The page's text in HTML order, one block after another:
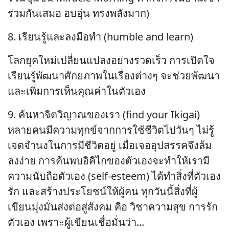
ร่วมกันเสมอ อบอุ่น ทรงพลังมาก)
8. เรียนรู้และลงมือทำ (humble and learn)
โลกยุคใหม่เปลี่ยนแปลงอย่างรวดเร็ว การเปิดใจ
เรียนรู้พัฒนาศักยภาพในเรื่องต่างๆ จะช่วยพัฒนา
และเพิ่มการเห็นคุณค่าในตัวเอง
9. ค้นหาจิตวิญาณของเรา (find your Ikigai)
หลายคนมีความทุกข์จากการใช้ชีวิตไปวันๆ ไม่รู้
เจตจำนงในการมีชีวิตอยู่ เมื่อเจออุปสรรคจึงล้ม
ลงง่าย การค้นพบอิคิไกของตัวเองจะทำให้เรามี
ความนับถือตัวเอง (self-esteem) ได้ทำสิ่งที่ตัวเอง
รัก และสร้างประโยชน์ให้ผู้คน ทุกวันนี้สิ่งที่ผู้
เขียนมุ่งมั่นส่งต่อสู่สังคม คือ วิชาความสุข การรัก
ตัวเอง เพราะผู้เขียนเชื่อมั่นว่า...